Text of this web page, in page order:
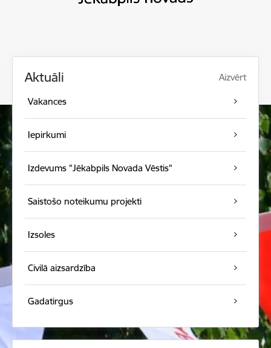
Aktuāli Aizvērt
Vakances
Iepirkumi
Izdevums "Jēkabpils Novada Vēstis"
Saistošo noteikumu projekti
Izsoles
Civilā aizsardzība
Gadatirgus